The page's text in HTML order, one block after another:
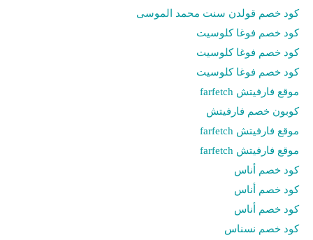
كود خصم قولدن سنت محمد الموسى
كود خصم فوغا كلوسيت
كود خصم فوغا كلوسيت
كود خصم فوغا كلوسيت
موقع فارفيتش farfetch
كوبون خصم فارفيتش
موقع فارفيتش farfetch
موقع فارفيتش farfetch
كود خصم أناس
كود خصم أناس
كود خصم أناس
كود خصم نسناس